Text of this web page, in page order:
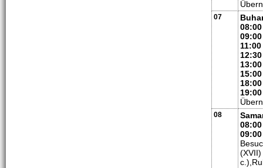
07
08:00
09:00
11:00
12:30
13:00
15:00
18:00
19:00
08
08:00
09:00